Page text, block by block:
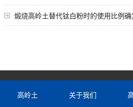
煅烧高岭土替代钛白粉时的使用比例
高岭土 关于我们